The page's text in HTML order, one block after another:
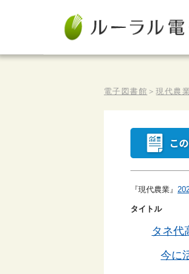
電子図書館 ＞現代農業
『現代農業』
タイトル
タネ代
今に